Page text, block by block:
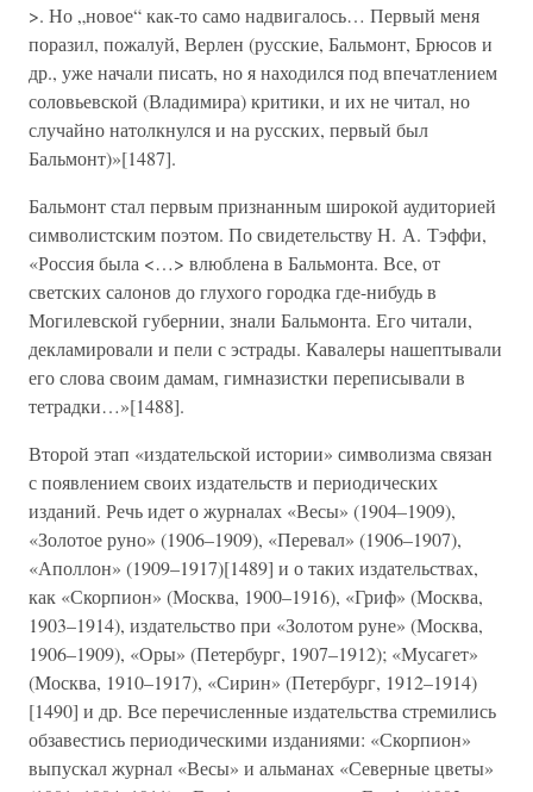
>. Но „новое“ как-то само надвигалось… Первый меня
поразил, пожалуй, Верлен (русские, Бальмонт, Брюсов и
др., уже начали писать, но я находился под впечатлением
соловьевской (Владимира) критики, и их не читал, но
случайно натолкнулся и на русских, первый был
Бальмонт)»[1487].
Бальмонт стал первым признанным широкой аудиторией
символистским поэтом. По свидетельству Н. А. Тэффи,
«Россия была <…> влюблена в Бальмонта. Все, от
светских салонов до глухого городка где-нибудь в
Могилевской губернии, знали Бальмонта. Его читали,
декламировали и пели с эстрады. Кавалеры нашептывали
его слова своим дамам, гимназистки переписывали в
тетрадки…»[1488].
Второй этап «издательской истории» символизма связан
с появлением своих издательств и периодических
изданий. Речь идет о журналах «Весы» (1904–1909),
«Золотое руно» (1906–1909), «Перевал» (1906–1907),
«Аполлон» (1909–1917)[1489] и о таких издательствах,
как «Скорпион» (Москва, 1900–1916), «Гриф» (Москва,
1903–1914), издательство при «Золотом руне» (Москва,
1906–1909), «Оры» (Петербург, 1907–1912); «Мусагет»
(Москва, 1910–1917), «Сирин» (Петербург, 1912–1914)
[1490] и др. Все перечисленные издательства стремились
обзавестись периодическими изданиями: «Скорпион»
выпускал журнал «Весы» и альманах «Северные цветы»